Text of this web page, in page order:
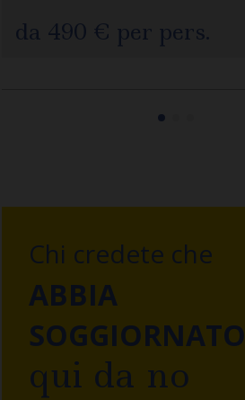
da 490 € per pers.
Chi credete che
ABBIA
SOGGIORNATO
qui da no